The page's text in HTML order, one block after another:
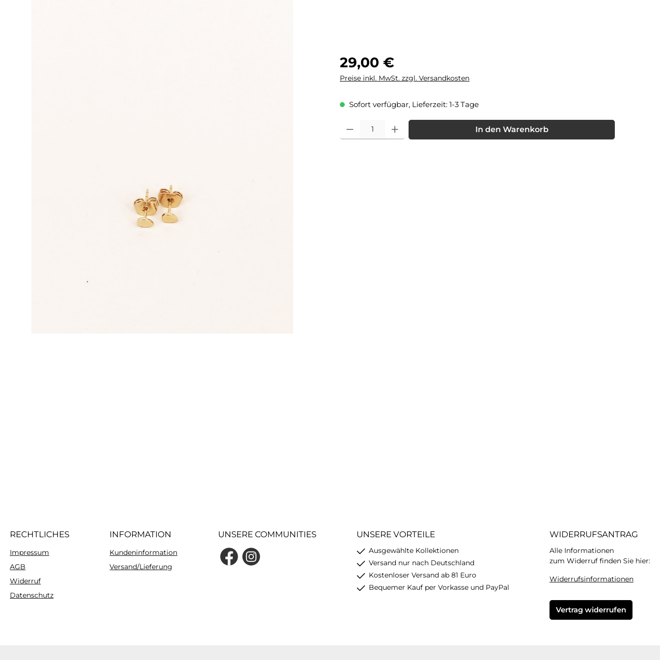
Regulärer Preis:
29,00 €
Preise inkl. MwSt. zzgl. Versandkosten
Sofort verfügbar, Lieferzeit: 1-3 Tage
Produkt Anzahl: Gib den gewünschten Wert ein oder benutze die Schaltflächen um die
In den Warenkorb
RECHTLICHES
Impressum
AGB
Widerruf
Datenschutz
INFORMATION
Kundeninformation
Versand/Lieferung
UNSERE COMMUNITIES
FacebookInstagram
UNSERE VORTEILE
Ausgewählte Kollektionen
Versand nur nach Deutschland
Kostenloser Versand ab 81 Euro
Bequemer Kauf per Vorkasse und PayPal
WIDERRUFSANTRAG
Alle Informationen
zum Widerruf finden Sie hier:
Widerrufsinformationen
Vertrag widerrufen